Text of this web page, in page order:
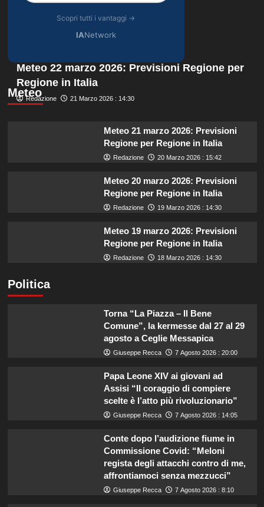
Scopri tutti i vantaggi →
IANetwork
Meteo
Meteo 22 marzo 2026: Previsioni Regione per
Regione in Italia
Redazione 21 Marzo 2026 : 14:30
Meteo 21 marzo 2026: Previsioni
Regione per Regione in Italia
Redazione 20 Marzo 2026 : 15:42
Meteo 20 marzo 2026: Previsioni
Regione per Regione in Italia
Redazione 19 Marzo 2026 : 14:30
Meteo 19 marzo 2026: Previsioni
Regione per Regione in Italia
Redazione 18 Marzo 2026 : 14:30
Politica
Torna “La Piazza – Il Bene
Comune”, la kermesse dal 27 al 29
agosto a Ceglie Messapica
Giuseppe Recca 7 Agosto 2026 : 20:00
Papa Leone XIV ai giovani ad
Assisi “Il coraggio di compiere
scelte è l’atto più rivoluzionario”
Giuseppe Recca 7 Agosto 2026 : 14:05
Conte dopo l’audizione fiume in
Commissione Covid: “Meloni
regista degli attacchi contro di me,
affrontiamoci senza mezzucci”
Giuseppe Recca 7 Agosto 2026 : 8:10